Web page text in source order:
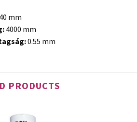
mm
4000 mm
0.55 mm
PRODUCTS